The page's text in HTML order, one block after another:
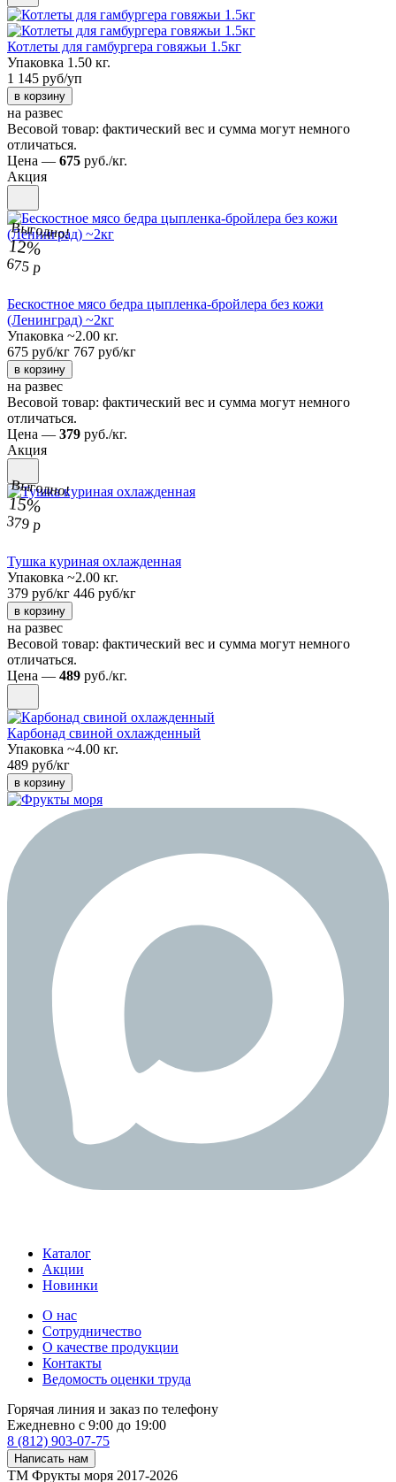
Котлеты для гамбургера говяжьи 1.5кг
Упаковка 1.50 кг.
1 145 руб/уп
в корзину
на развес
Весовой товар: фактический вес и сумма могут немного
отличаться.
Цена — 675 руб./кг.
Акция
Выгодно!
12%
675 р
Бескостное мясо бедра цыпленка-бройлера без кожи
(Ленинград) ~2кг
Упаковка ~2.00 кг.
675 руб/кг 767 руб/кг
в корзину
на развес
Весовой товар: фактический вес и сумма могут немного
отличаться.
Цена — 379 руб./кг.
Акция
Выгодно!
15%
379 р
Тушка куриная охлажденная
Упаковка ~2.00 кг.
379 руб/кг 446 руб/кг
в корзину
на развес
Весовой товар: фактический вес и сумма могут немного
отличаться.
Цена — 489 руб./кг.
Карбонад свиной охлажденный
Упаковка ~4.00 кг.
489 руб/кг
в корзину
Каталог
Акции
Новинки
О нас
Сотрудничество
О качестве продукции
Контакты
Ведомость оценки труда
Горячая линия и заказ по телефону
Ежедневно с 9:00 до 19:00
8 (812) 903-07-75
Написать нам
ТМ Фрукты моря 2017-2026